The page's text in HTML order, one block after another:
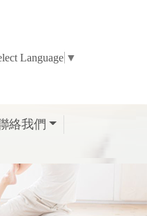
Language ▼
絡我們